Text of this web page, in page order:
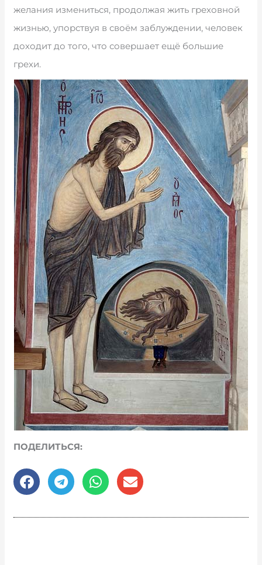
желания измениться, продолжая жить греховной
жизнью, упорствуя в своём заблуждении, человек
доходит до того, что совершает ещё большие
грехи.
ПОДЕЛИТЬСЯ: